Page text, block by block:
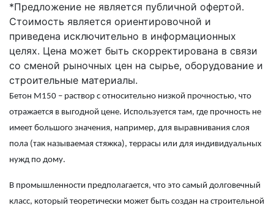
*Предложение не является публичной офертой.
Стоимость является ориентировочной и
приведена исключительно в информационных
целях. Цена может быть скорректирована в связи
со сменой рыночных цен на сырье, оборудование и
строительные материалы.
Бетон М150 – раствор с относительно низкой прочностью, что
отражается в выгодной цене. Используется там, где прочность не
имеет большого значения, например, для выравнивания слоя
пола (так называемая стяжка), террасы или для индивидуальных
нужд по дому.
В промышленности предполагается, что это самый долговечный
класс, который теоретически может быть создан на строительной